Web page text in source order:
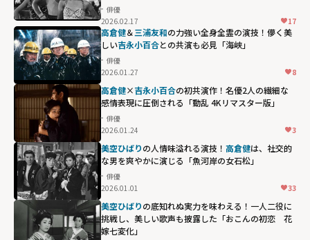
俳優
2026.02.17
17
高倉健＆三浦友和の力強い全身全霊の演技！儚く美
しい吉永小百合との共演も必見「海峡」
俳優
2026.01.27
8
高倉健×吉永小百合の初共演作！名優2人の繊細な
感情表現に圧倒される「動乱 4Kリマスター版」
俳優
2026.01.24
3
美空ひばりの人情味溢れる演技！ 高倉健は、社交的
な男を爽やかに演じる「魚河岸の女石松」
俳優
2026.01.01
33
美空ひばりの底知れぬ実力を味わえる！一人二役に
挑戦し、美しい歌声も披露した「おこんの初恋 花
嫁七変化」